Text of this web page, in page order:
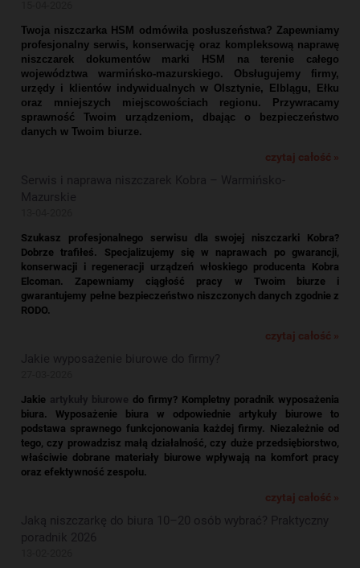
Twoja niszczarka HSM odmówiła posłuszeństwa? Zapewniamy
profesjonalny serwis, konserwację oraz kompleksową naprawę
niszczarek dokumentów marki HSM na terenie całego
województwa warmińsko-mazurskiego. Obsługujemy firmy,
urzędy i klientów indywidualnych w Olsztynie, Elblągu, Ełku
oraz mniejszych miejscowościach regionu. Przywracamy
sprawność Twoim urządzeniom, dbając o bezpieczeństwo
danych w Twoim biurze.
czytaj całość »
Serwis i naprawa niszczarek Kobra – Warmińsko-
Mazurskie
Szukasz profesjonalnego serwisu dla swojej niszczarki Kobra?
Dobrze trafiłeś. Specjalizujemy się w naprawach po gwarancji,
konserwacji i regeneracji urządzeń włoskiego producenta Kobra
Elcoman. Zapewniamy ciągłość pracy w Twoim biurze i
gwarantujemy pełne bezpieczeństwo niszczonych danych zgodnie z
RODO.
czytaj całość »
Jakie wyposażenie biurowe do firmy?
Jakie artykuły biurowe do firmy? Kompletny poradnik wyposażenia
biura. Wyposażenie biura w odpowiednie artykuły biurowe to
podstawa sprawnego funkcjonowania każdej firmy. Niezależnie od
tego, czy prowadzisz małą działalność, czy duże przedsiębiorstwo,
właściwie dobrane materiały biurowe wpływają na komfort pracy
oraz efektywność zespołu.
czytaj całość »
Jaką niszczarkę do biura 10–20 osób wybrać? Praktyczny
poradnik 2026